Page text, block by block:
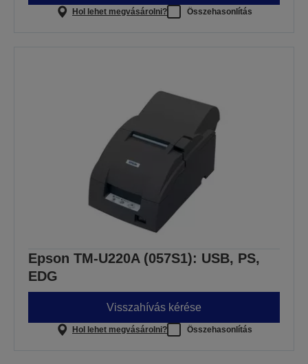
Hol lehet megvásárolni? Összehasonlítás
Epson TM-U220A (057S1): USB, PS,
EDG
Visszahívás kérése
Hol lehet megvásárolni? Összehasonlítás